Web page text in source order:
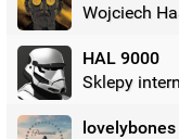
Wojciech
HAL 9000
Sklepy
lovelybones